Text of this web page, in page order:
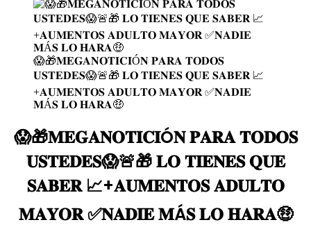
😱🎁𝐌𝐄𝐆𝐀𝐍𝐎𝐓𝐈𝐂𝐈Ó𝐍 𝐏𝐀𝐑𝐀 𝐓𝐎𝐃𝐎𝐒
𝐔𝐒𝐓𝐄𝐃𝐄𝐒😱🚨🎁 𝐋𝐎 𝐓𝐈𝐄𝐍𝐄𝐒 𝐐𝐔𝐄 𝐒𝐀𝐁𝐄𝐑 📈
+𝐀𝐔𝐌𝐄𝐍𝐓𝐎𝐒 𝐀𝐃𝐔𝐋𝐓𝐎 𝐌𝐀𝐘𝐎𝐑 ✅𝐍𝐀𝐃𝐈𝐄
𝐌Á𝐒 𝐋𝐎 𝐇𝐀𝐑𝐀🤑
😱🎁𝐌𝐄𝐆𝐀𝐍𝐎𝐓𝐈𝐂𝐈Ó𝐍 𝐏𝐀𝐑𝐀 𝐓𝐎𝐃𝐎𝐒
𝐔𝐒𝐓𝐄𝐃𝐄𝐒😱🚨🎁 𝐋𝐎 𝐓𝐈𝐄𝐍𝐄𝐒 𝐐𝐔𝐄
𝐒𝐀𝐁𝐄𝐑 📈+𝐀𝐔𝐌𝐄𝐍𝐓𝐎𝐒 𝐀𝐃𝐔𝐋𝐓𝐎
𝐌𝐀𝐘𝐎𝐑 ✅𝐍𝐀𝐃𝐈𝐄 𝐌Á𝐒 𝐋𝐎 𝐇𝐀𝐑𝐀🤑